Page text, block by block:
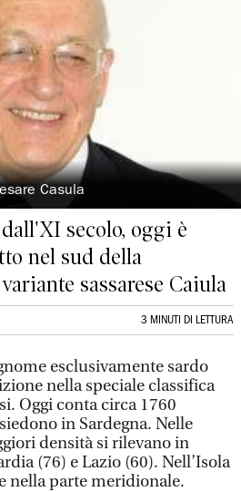
Casula
secolo, oggi è
nel sud della
sassarese Caiula
3 MINUTI DI LETTURA
esclusivamente sardo
nella speciale classifica
Oggi conta circa 1760
in Sardegna. Nelle
densità si rilevano in
(76) e Lazio (60). Nell’Isola
nella parte meridionale.